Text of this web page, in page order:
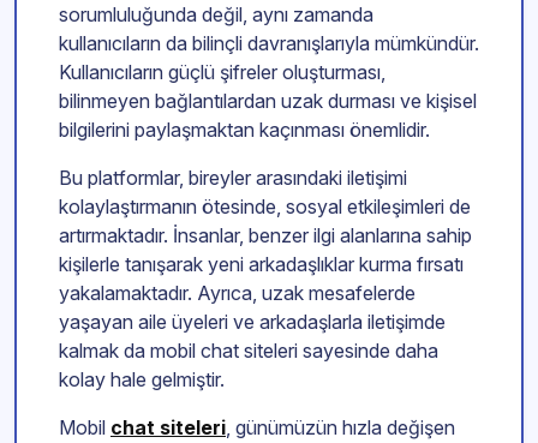
sorumluluğunda değil, aynı zamanda
kullanıcıların da bilinçli davranışlarıyla mümkündür.
Kullanıcıların güçlü şifreler oluşturması,
bilinmeyen bağlantılardan uzak durması ve kişisel
bilgilerini paylaşmaktan kaçınması önemlidir.
Bu platformlar, bireyler arasındaki iletişimi
kolaylaştırmanın ötesinde, sosyal etkileşimleri de
artırmaktadır. İnsanlar, benzer ilgi alanlarına sahip
kişilerle tanışarak yeni arkadaşlıklar kurma fırsatı
yakalamaktadır. Ayrıca, uzak mesafelerde
yaşayan aile üyeleri ve arkadaşlarla iletişimde
kalmak da mobil chat siteleri sayesinde daha
kolay hale gelmiştir.
Mobil chat siteleri, günümüzün hızla değişen